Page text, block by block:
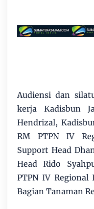
Audiensi dan
kerja Kadisbun
Hendrizal,
RM PTPN IV
Support Head
Head Rido
PTPN IV Regional
Bagian Tanaman